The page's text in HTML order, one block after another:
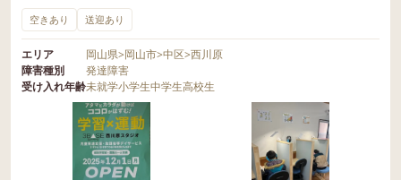
空きあり 送迎あり
エリア 岡山県>岡山市>中区>西川原
障害種別
発達障害
受け入れ年齢未就学小学生中学生高校生